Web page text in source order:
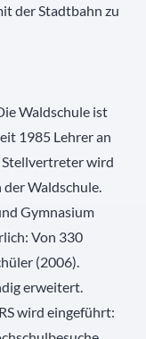
der Stadtbahn zu
Waldschule ist
1985 Lehrer an
Stellvertreter wird
Waldschule.
Gymnasium
Von 330
(2006).
erweitert.
wird eingeführt: